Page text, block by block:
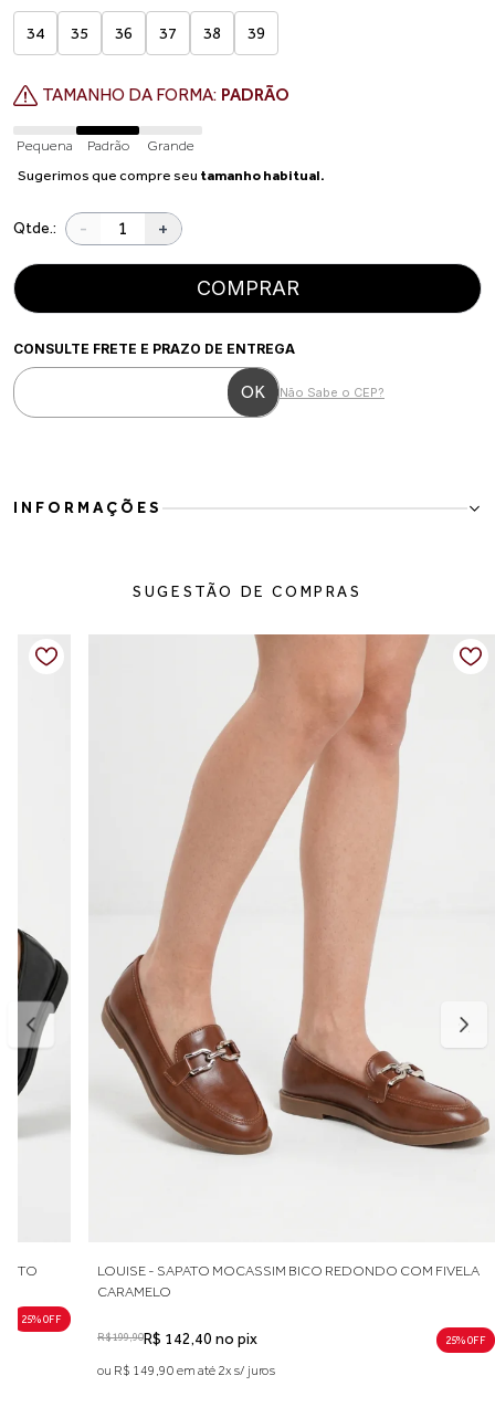
34 35 36 37 38 39
TAMANHO DA FORMA: PADRÃO
Pequena Padrão
Grande
Sugerimos que compre seu tamanho habitual.
Qtde.: - +
COMPRAR
CONSULTE FRETE E PRAZO DE ENTREGA
Não Sabe o CEP?
INFORMAÇÕES
O Mocassim Tratorado em Preto une elegância clássica e atitude
moderna em um modelo versátil e marcante. Com design robusto e
para elevar produções casuais ou mais alinhadas.
Confeccionado em couro vegano, possui acabamento refinado e
fácil manutenção. O solado tratorado garante personalidade ao
visual, além de oferecer estabilidade e conforto para o uso no dia a
Perfeito para compor looks com alfaiataria, jeans, vestidos ou
produções urbanas cheias de estilo.
Material externo: Couro vegano
Modelo: Mocassim tratorado
Diferencial: Detalhe metálico no cabedal
Fechamento: Calce fácil
Bico: Redondo levemente quadrado
Estilo: Moderno, clássico e urbano
Palmilha: Macia e confortável
Tabela de medidas:
34 — aproximadamente 22,6 cm
35 — aproximadamente 23,3 cm
36 — aproximadamente 24,0 cm
37 — aproximadamente 24,6 cm
38 — aproximadamente 25,3 cm
39 — aproximadamente 26,0 cm
SUGESTÃO DE COMPRAS
25% 0FF
LOUISE - SAPATO MOCASSIM BICO REDONDO COM FIVELA
CARAMELO
R$ 199,90R$ 142,40 no pix 25% 0FF
ou R$ 149,90 em até 2x s/ juros